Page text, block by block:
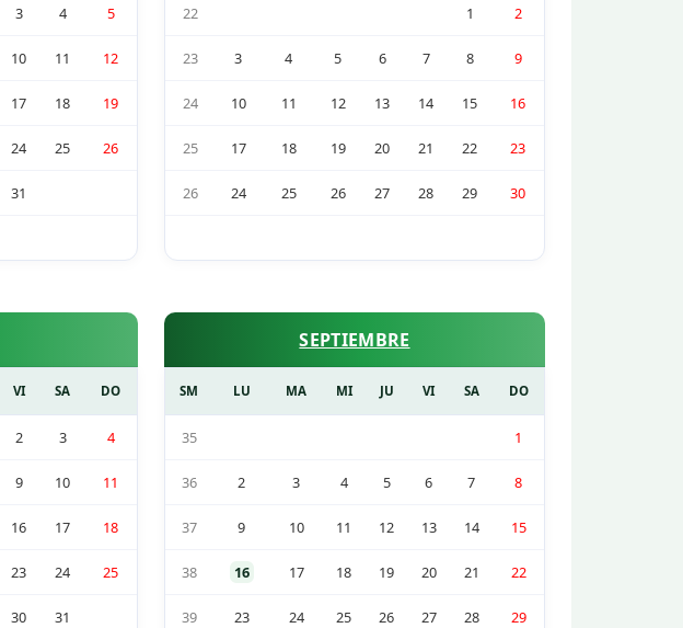
3 4 5
10 11 12
17 18 19
24 25 26
31
22 1 2
23 3 4 5 6 7 8 9
24 10 11 12 13 14 15 16
25 17 18 19 20 21 22 23
26 24 25 26 27 28 29 30
VI SA DO
2 3 4
9 10 11
16 17 18
23 24 25
30 31
SEPTIEMBRE
SM LU MA MI JU VI SA DO
35 1
36 2 3 4 5 6 7 8
37 9 10 11 12 13 14 15
38 16 17 18 19 20 21 22
39 23 24 25 26 27 28 29